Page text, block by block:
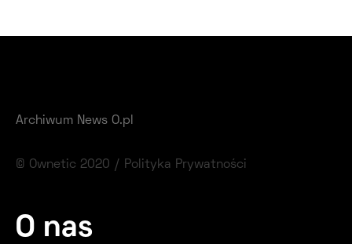
Archiwum News O.pl
© Ownetic 2020 / Polityka Prywatności
O nas